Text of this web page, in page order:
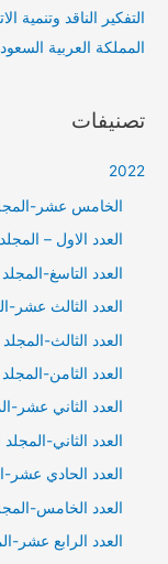
التفكير الناقد وتنمية
المملكة العربية
تصنيفات
2022
الخامس عشر-
العدد الاول –
العدد التاسغ-
العدد الثالث عشر-
العدد الثالث-المجلد
العدد الثامن-
العدد الثاني عشر-
العدد الثاني-المجلد
العدد الحادي عشر-
العدد الخامس-
العدد الرابع عشر-